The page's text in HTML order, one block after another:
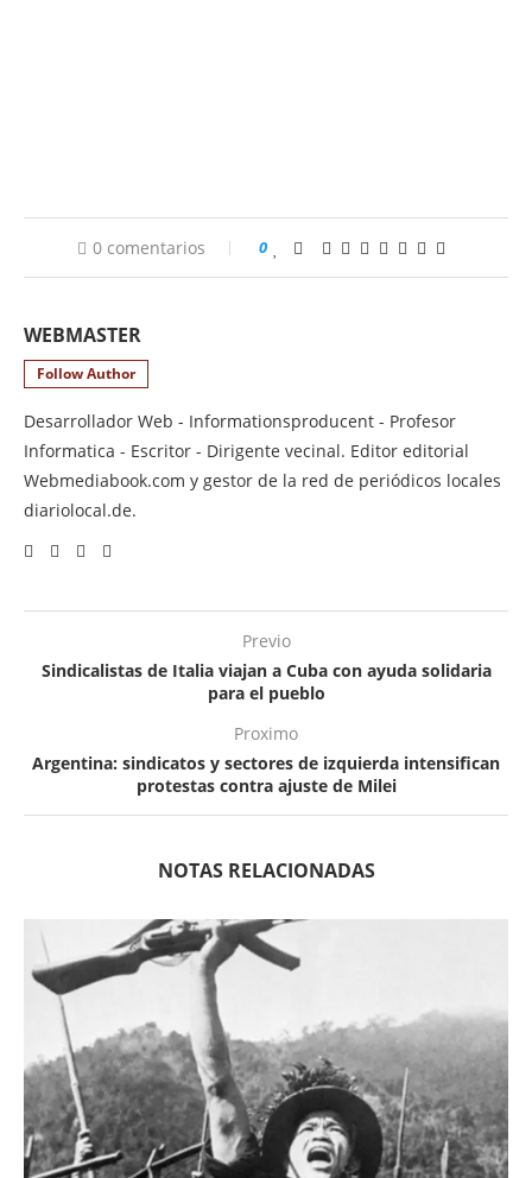
0 comentarios 0
WEBMASTER
Follow Author
Desarrollador Web - Informationsproducent - Profesor
Informatica - Escritor - Dirigente vecinal. Editor editorial
Webmediabook.com y gestor de la red de periódicos locales
diariolocal.de.
Previo
Sindicalistas de Italia viajan a Cuba con ayuda solidaria
para el pueblo
Proximo
Argentina: sindicatos y sectores de izquierda intensifican
protestas contra ajuste de Milei
NOTAS RELACIONADAS